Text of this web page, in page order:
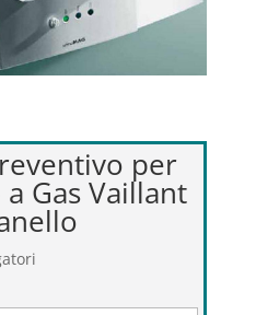
per
Gas Vaillant